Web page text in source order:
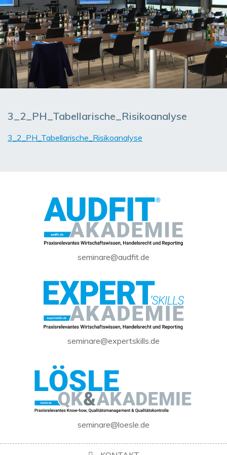
3_2_PH_Tabellarische_Risikoanalyse
3_2_PH_Tabellarische_Risikoanalyse
seminare@audfit.de
seminare@expertskills.de
seminare@loesle.de